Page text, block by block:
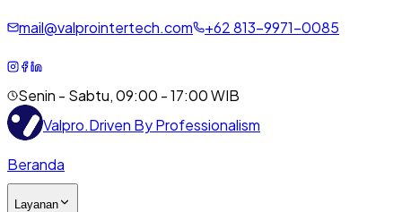
mail@valprointertech.com +62813-9971-0085
Senin - Sabtu, 09:00 - 17:00 WIB
Valpro.Driven By Professionalism
Beranda
Layanan